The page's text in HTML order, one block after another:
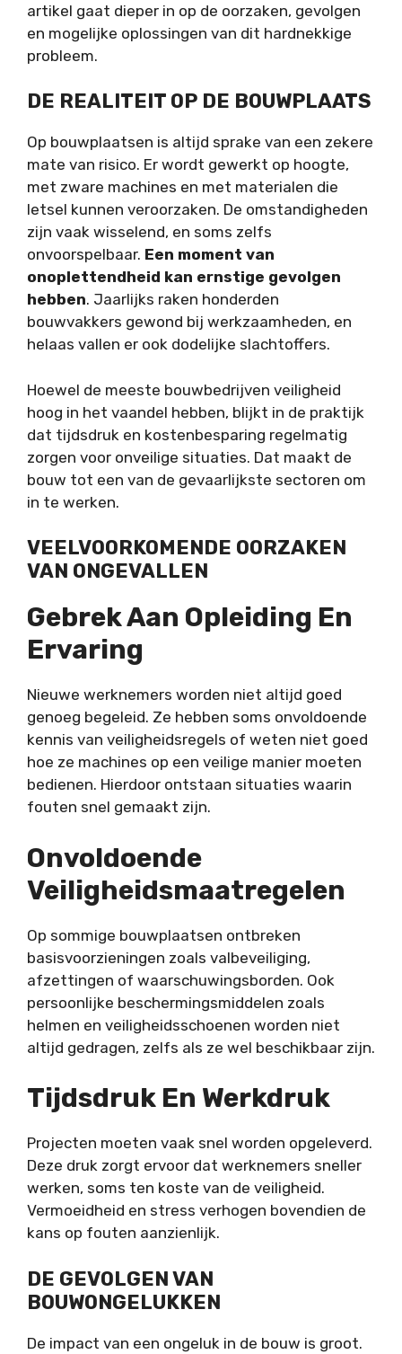
artikel gaat dieper in op de oorzaken, gevolgen
en mogelijke oplossingen van dit hardnekkige
probleem.
DE REALITEIT OP DE BOUWPLAATS
Op bouwplaatsen is altijd sprake van een zekere
mate van risico. Er wordt gewerkt op hoogte,
met zware machines en met materialen die
letsel kunnen veroorzaken. De omstandigheden
zijn vaak wisselend, en soms zelfs
onvoorspelbaar. Een moment van
onoplettendheid kan ernstige gevolgen
hebben. Jaarlijks raken honderden
bouwvakkers gewond bij werkzaamheden, en
helaas vallen er ook dodelijke slachtoffers.
Hoewel de meeste bouwbedrijven veiligheid
hoog in het vaandel hebben, blijkt in de praktijk
dat tijdsdruk en kostenbesparing regelmatig
zorgen voor onveilige situaties. Dat maakt de
bouw tot een van de gevaarlijkste sectoren om
in te werken.
VEELVOORKOMENDE OORZAKEN
VAN ONGEVALLEN
Gebrek Aan Opleiding En
Ervaring
Nieuwe werknemers worden niet altijd goed
genoeg begeleid. Ze hebben soms onvoldoende
kennis van veiligheidsregels of weten niet goed
hoe ze machines op een veilige manier moeten
bedienen. Hierdoor ontstaan situaties waarin
fouten snel gemaakt zijn.
Onvoldoende
Veiligheidsmaatregelen
Op sommige bouwplaatsen ontbreken
basisvoorzieningen zoals valbeveiliging,
afzettingen of waarschuwingsborden. Ook
persoonlijke beschermingsmiddelen zoals
helmen en veiligheidsschoenen worden niet
altijd gedragen, zelfs als ze wel beschikbaar zijn.
Tijdsdruk En Werkdruk
Projecten moeten vaak snel worden opgeleverd.
Deze druk zorgt ervoor dat werknemers sneller
werken, soms ten koste van de veiligheid.
Vermoeidheid en stress verhogen bovendien de
kans op fouten aanzienlijk.
DE GEVOLGEN VAN
BOUWONGELUKKEN
De impact van een ongeluk in de bouw is groot.